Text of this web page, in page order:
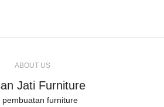
ABOUT US
Jati Furniture
furniture